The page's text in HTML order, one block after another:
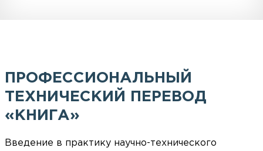
ПРОФЕССИОНАЛЬНЫЙ
ТЕХНИЧЕСКИЙ ПЕРЕВОД
«КНИГА»
Введение в практику научно-технического